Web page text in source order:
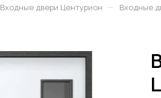
Входные двери Центурион – Входные